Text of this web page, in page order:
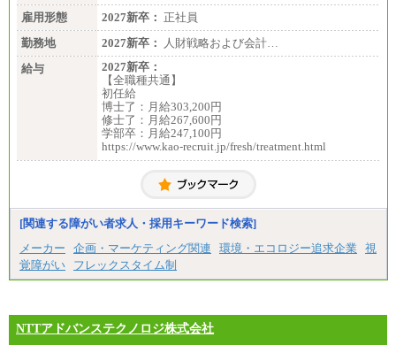
＜有期社員コース＞
■(株)JTBビジネストランスフォーム
有期契約職 月給185,000～195,000円
※詳細はJTBキャリアサイトよりご確認ください。
■(株)JTBパブリッシング ※2027年新卒募集終了
総合職 月給241,000円
中途：
①月給227,000円以上
②月給212,000円以上
③月給172,500円以上
④月給23万円～37万円
⑥月給33万円～48万円
⑦月給271,000円以上
⑧～⑮月給200,000円〜月給400,000円
⑯月給185,000円以上
⑰月給237,000円以上
⑱月給212,000円以上
⑲東京：月給202,000 円以上 、京都：月給193,000 円
以上
㉒月給185,000 円以上
㉓月給224,500円以上
雇用形態
2027新卒： 正社員
勤務地
2027新卒：
人財戦略および会計…
給与
2027新卒：
【全職種共通】
初任給
博士了：月給303,200円
修士了：月給267,600円
学部卒：月給247,100円
https://www.kao-recruit.jp/fresh/treatment.html
[関連する障がい者求人・採用キーワード検索]
メーカー
企画・マーケティング関連 環境・エコロジー追求企業
視
覚障がい
フレックスタイム制
NTTアドバンステクノロジ株式会社